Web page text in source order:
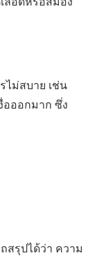
ไม่สบาย เช่น
อออกมาก ซึ่ง
สรุปได้ว่า ความ